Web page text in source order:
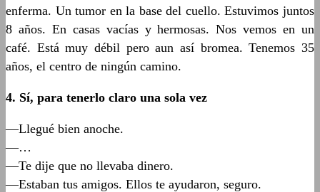
enferma. Un tumor en la base del cuello. Estuvimos juntos
8 años. En casas vacías y hermosas. Nos vemos en un
café. Está muy débil pero aun así bromea. Tenemos 35
años, el centro de ningún camino.
4. Sí, para tenerlo claro una sola vez
—Llegué bien anoche.
—…
—Te dije que no llevaba dinero.
—Estaban tus amigos. Ellos te ayudaron, seguro.